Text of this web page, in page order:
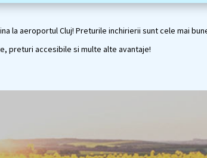
la aeroportul Cluj! Preturile inchirierii sunt cele mai
preturi accesibile si multe alte avantaje!